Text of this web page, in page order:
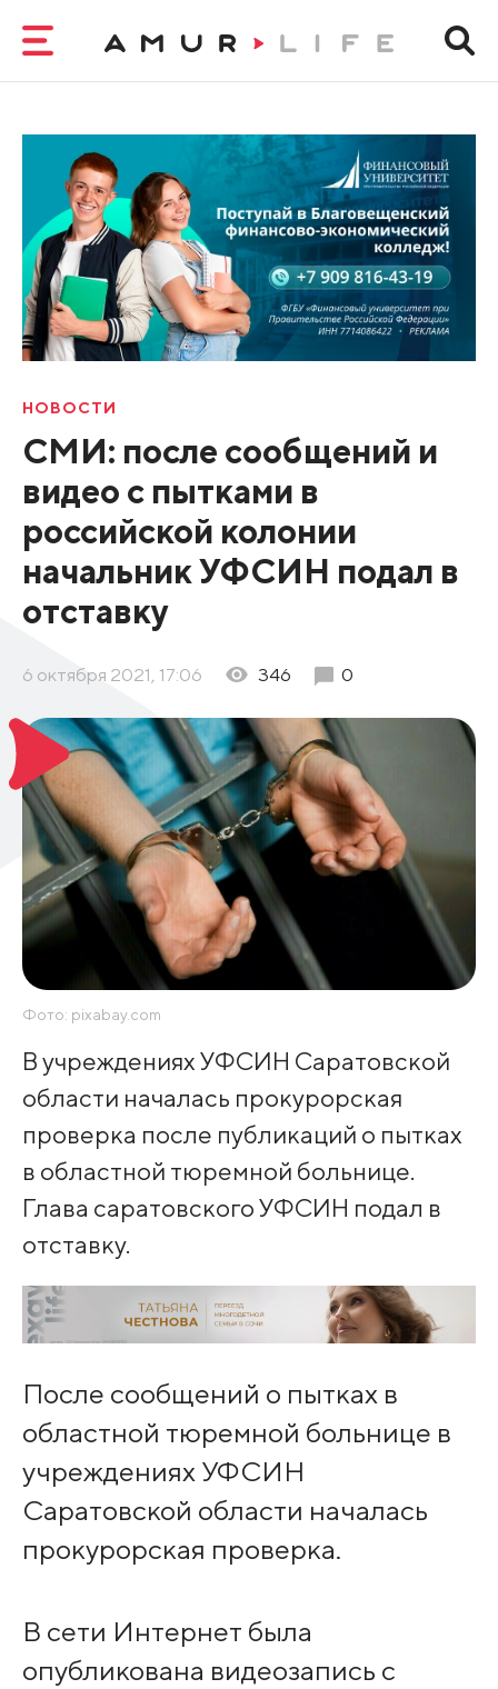
НОВОСТИ
СМИ: после сообщений и
видео с пытками в
российской колонии
начальник УФСИН подал в
отставку
6 октября 2021, 17:06 346 0
Фото: pixabay.com
В учреждениях УФСИН Саратовской
области началась прокурорская
проверка после публикаций о пытках
в областной тюремной больнице.
Глава саратовского УФСИН подал в
отставку.
После сообщений о пытках в
областной тюремной больнице в
учреждениях УФСИН
Саратовской области началась
прокурорская проверка.
В сети Интернет была
опубликована видеозапись с